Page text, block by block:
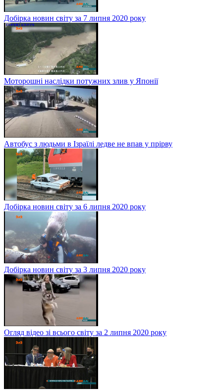
Добірка новин світу за 7 липня 2020 року
Моторошні наслідки потужних злив у Японії
Автобус з людьми в Ізраїлі ледве не впав у прірву
Добірка новин світу за 6 липня 2020 року
Добірка новин світу за 3 липня 2020 року
Огляд відео зі всього світу за 2 липня 2020 року